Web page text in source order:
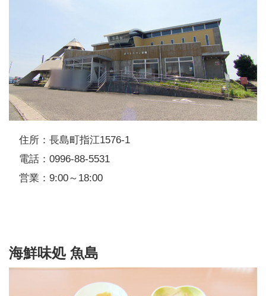
住所：長島町指江1576-1
電話：0996-88-5531
営業：9:00～18:00
海鮮味処 魚島